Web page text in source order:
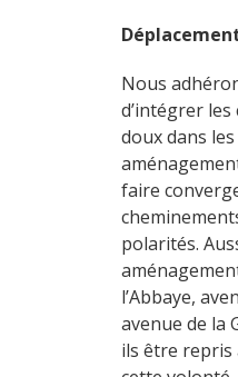
Nous
d’intégrer
doux dans
faire
polarités.
l’Abbaye,
avenue de la
ils être repris